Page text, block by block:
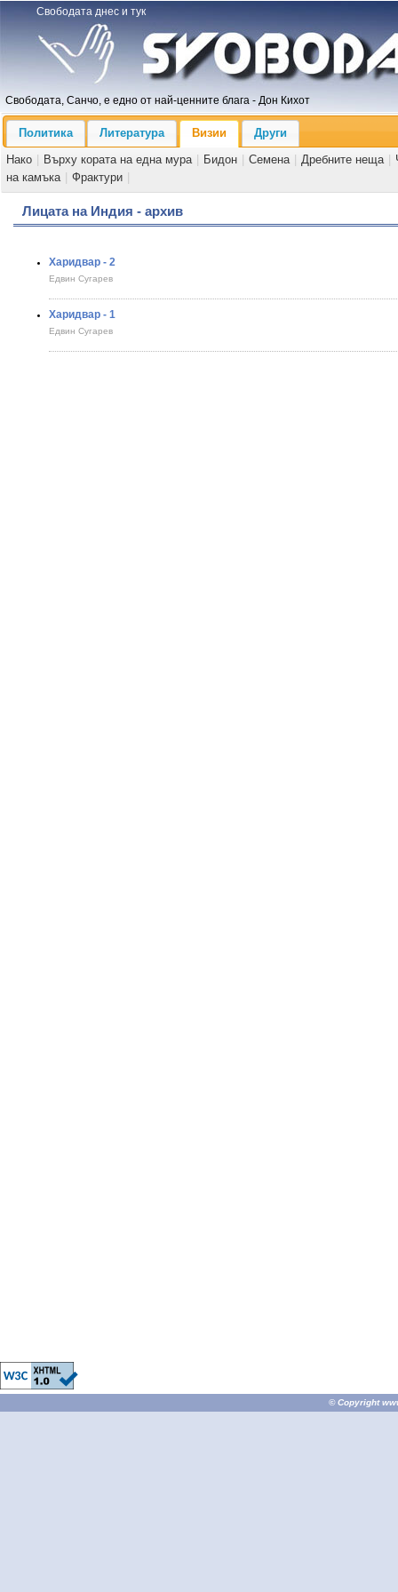
Свободата днес и тук
Свободата, Санчо, е едно от най-ценните блага - Дон Кихот
Политика Литература Визии
Други
Нако
Върху кората на една мура Бидон Семена Дребните неща
на камъка
Фрактури
Лицата на Индия - архив
Харидвар - 2
Едвин Сугарев
Харидвар - 1
Едвин Сугарев
© Copyright